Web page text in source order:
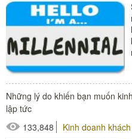
Những lý do khiến bạn muốn
lập tức
133,848
Kinh doanh